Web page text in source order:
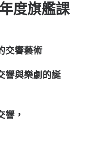
度旗艦課
交響藝術
響與樂劇的誕
響，